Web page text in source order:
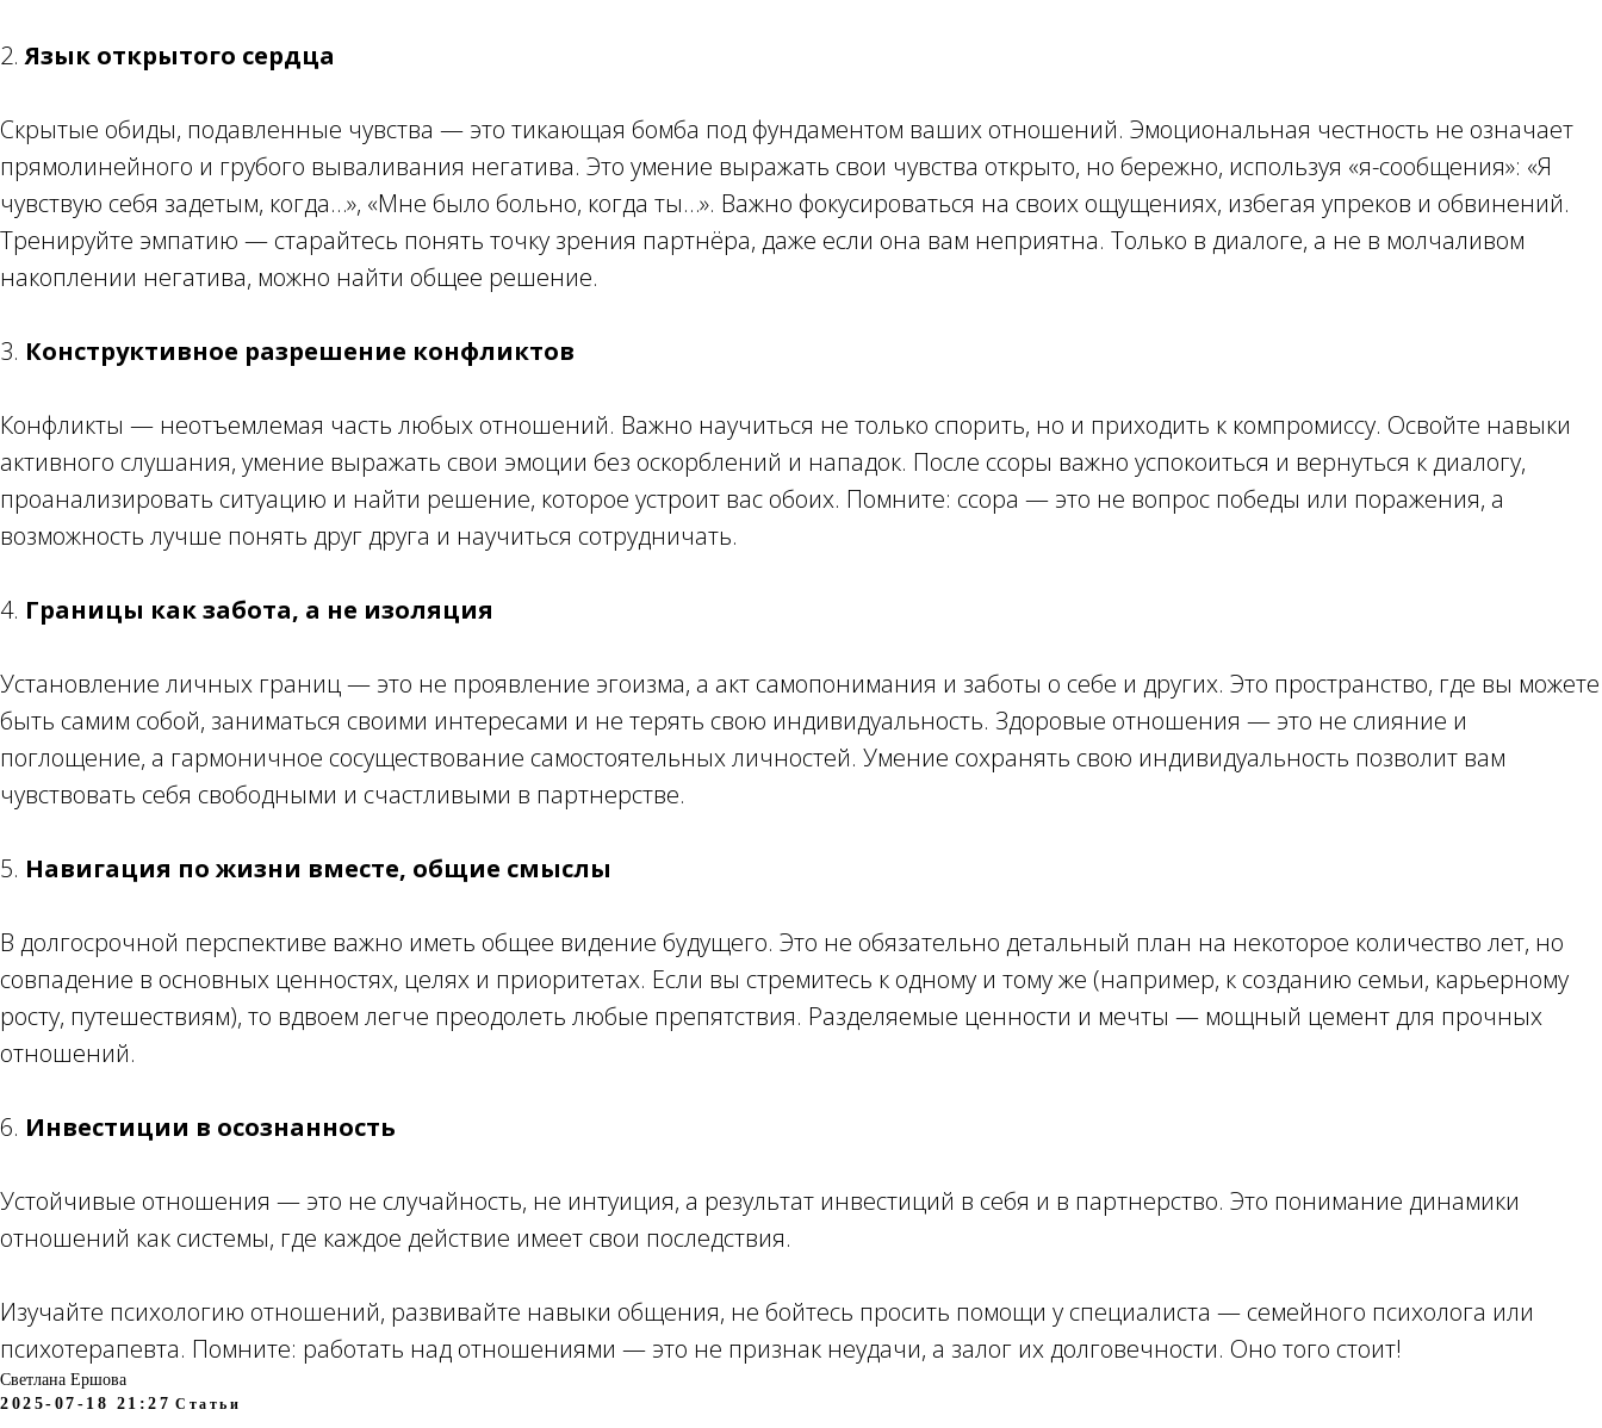
2. Язык открытого сердца
Скрытые обиды, подавленные чувства — это тикающая бомба под фундаментом ваших отношений. Эмоциональная честность не означает
прямолинейного и грубого вываливания негатива. Это умение выражать свои чувства открыто, но бережно, используя «я-сообщения»: «Я
чувствую себя задетым, когда…», «Мне было больно, когда ты…». Важно фокусироваться на своих ощущениях, избегая упреков и обвинений.
Тренируйте эмпатию — старайтесь понять точку зрения партнёра, даже если она вам неприятна. Только в диалоге, а не в молчаливом
накоплении негатива, можно найти общее решение.
3. Конструктивное разрешение конфликтов
Конфликты — неотъемлемая часть любых отношений. Важно научиться не только спорить, но и приходить к компромиссу. Освойте навыки
активного слушания, умение выражать свои эмоции без оскорблений и нападок. После ссоры важно успокоиться и вернуться к диалогу,
проанализировать ситуацию и найти решение, которое устроит вас обоих. Помните: ссора — это не вопрос победы или поражения, а
возможность лучше понять друг друга и научиться сотрудничать.
4. Границы как забота, а не изоляция
Установление личных границ — это не проявление эгоизма, а акт самопонимания и заботы о себе и других. Это пространство, где вы можете
быть самим собой, заниматься своими интересами и не терять свою индивидуальность. Здоровые отношения — это не слияние и
поглощение, а гармоничное сосуществование самостоятельных личностей. Умение сохранять свою индивидуальность позволит вам
чувствовать себя свободными и счастливыми в партнерстве.
5. Навигация по жизни вместе, общие смыслы
В долгосрочной перспективе важно иметь общее видение будущего. Это не обязательно детальный план на некоторое количество лет, но
совпадение в основных ценностях, целях и приоритетах. Если вы стремитесь к одному и тому же (например, к созданию семьи, карьерному
росту, путешествиям), то вдвоем легче преодолеть любые препятствия. Разделяемые ценности и мечты — мощный цемент для прочных
отношений.
6. Инвестиции в осознанность
Устойчивые отношения — это не случайность, не интуиция, а результат инвестиций в себя и в партнерство. Это понимание динамики
отношений как системы, где каждое действие имеет свои последствия.
Изучайте психологию отношений, развивайте навыки общения, не бойтесь просить помощи у специалиста — семейного психолога или
психотерапевта. Помните: работать над отношениями — это не признак неудачи, а залог их долговечности. Оно того стоит!
Светлана Ершова
2025-07-18 21:27 Статьи